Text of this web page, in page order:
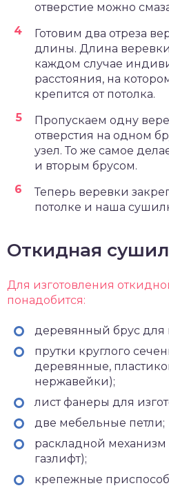
отверстие можно
Готовим два отреза
длины. Длина
каждом случае
расстояния, на
крепится от потолка.
Пропускаем одну
отверстия на одном
узел. То же самое
и вторым брусом.
Теперь веревки
потолке и наша
Откидная
Для изготовления
понадобится:
деревянный брус для
прутки круглого
деревянные,
нержавейки);
лист фанеры для
две мебельные петли;
раскладной
газлифт);
крепежные